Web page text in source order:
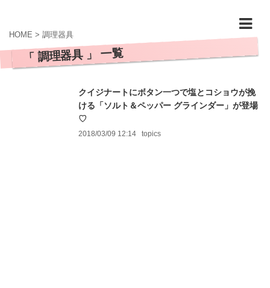
HOME > 調理器具
「 調理器具 」 一覧
クイジナートにボタン一つで塩とコショウが挽
ける「ソルト＆ペッパー グラインダー」が登場
♡
2018/03/09 12:14 topics